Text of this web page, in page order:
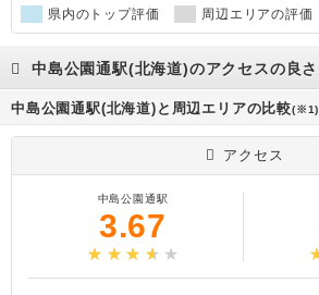
県内のトップ評価 周辺エリアの評価
中島公園通駅(北海道)のアクセスの良さ
中島公園通駅(北海道)と周辺エリアの比較(※1)
アクセス
中島公園通駅
3.67